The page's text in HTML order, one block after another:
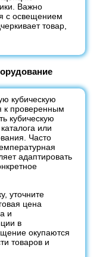
Важно
с освещением
товар,
кубическую
к проверенным
кубическую
или
Часто
адаптировать
уточните
цена
и
в
окупаются
товаров и